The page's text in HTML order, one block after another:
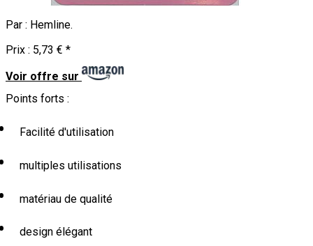
Par : Hemline.
Prix : 5,73 € *
Voir offre sur
Points forts :
Facilité d'utilisation
multiples utilisations
matériau de qualité
design élégant